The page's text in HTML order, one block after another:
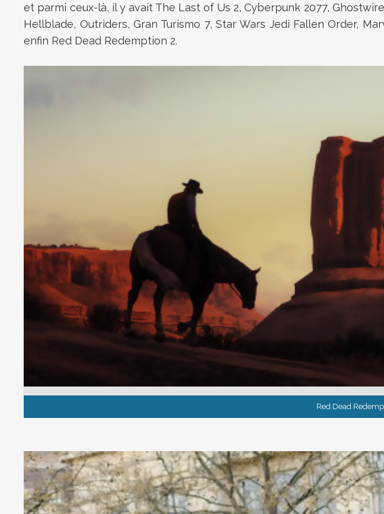
et parmi ceux-là, il y avait The Last of Us 2, Cyberpunk 2077,
Hellblade, Outriders, Gran Turismo 7, Star Wars Jedi Fallen Order,
enfin Red Dead Redemption 2.
Red Dead